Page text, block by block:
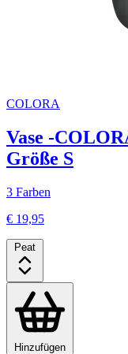
COLORA
Vase -
Größe S
3 Farben
€ 19,95
Peat
Hinzufügen